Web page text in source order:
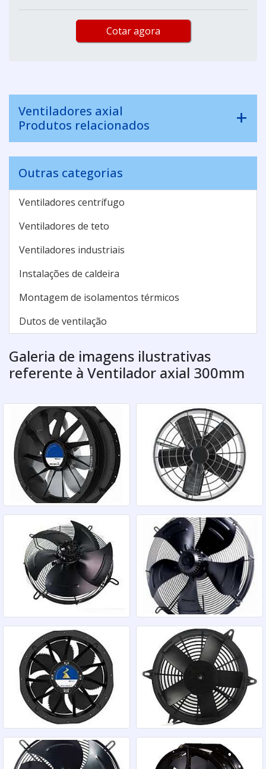
Cotar agora
Ventiladores axial
Produtos relacionados
Outras categorias
Ventiladores centrífugo
Ventiladores de teto
Ventiladores industriais
Instalações de caldeira
Montagem de isolamentos térmicos
Dutos de ventilação
Galeria de imagens ilustrativas
referente à Ventilador axial 300mm